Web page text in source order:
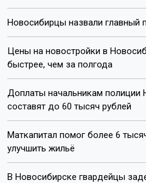
Новосибирцы назвали главный
Цены на новостройки в
быстрее, чем за полгода
Доплаты начальникам полиции
составят до 60 тысяч рублей
Маткапитал помог более 6
улучшить жильё
В Новосибирске гвардейцы